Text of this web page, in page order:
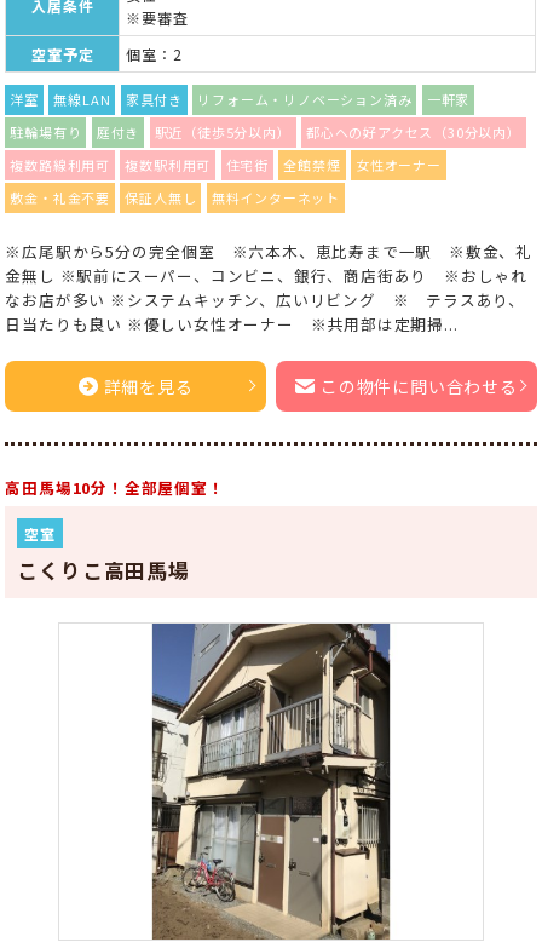
入居条件
※要審査
空室予定
個室：2
洋室 無線LAN 家具付き リフォーム・リノベーション済み
一軒家
駐輪場有り
庭付き 駅近（徒歩5分以内）
都心への好アクセス（30分以内）
複数路線利用可
複数駅利用可 住宅街 全館禁煙
女性オーナー
敷金・礼金不要
保証人無し 無料インターネット
※広尾駅から5分の完全個室 ※六本木、恵比寿まで一駅 ※敷金、礼
金無し ※駅前にスーパー、コンビニ、銀行、商店街あり ※おしゃれ
なお店が多い ※システムキッチン、広いリビング ※ テラスあり、
日当たりも良い ※優しい女性オーナー ※共用部は定期掃...
詳細を見る この物件に問い合わせる
高田馬場10分！全部屋個室！
空室
こくりこ高田馬場